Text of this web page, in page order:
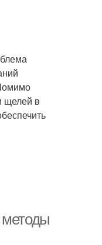
щелей в
методы